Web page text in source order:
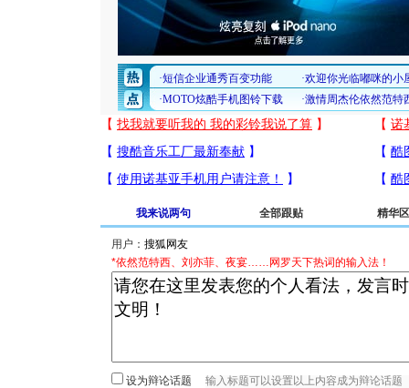
我来说两句 全部跟贴 精华区
用户：
*依然范特西、刘亦菲、夜宴……网罗天下热词的输入法！
设为辩论话题